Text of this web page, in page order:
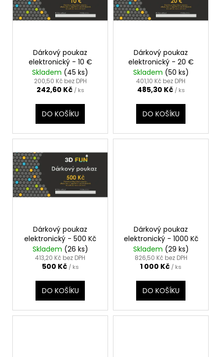
s
Dárkový poukaz
elektronický - 10 €
Skladem (45 ks)
200,50 Kč bez DPH
242,60 Kč / ks
DO KOŠÍKU
Dárkový poukaz
elektronický - 20 €
Skladem (50 ks)
401,10 Kč bez DPH
485,30 Kč / ks
DO KOŠÍKU
Dárkový poukaz
elektronický - 500 Kč
Skladem (26 ks)
413,20 Kč bez DPH
500 Kč / ks
DO KOŠÍKU
Dárkový poukaz
elektronický - 1000 Kč
Skladem (29 ks)
826,50 Kč bez DPH
1 000 Kč / ks
DO KOŠÍKU